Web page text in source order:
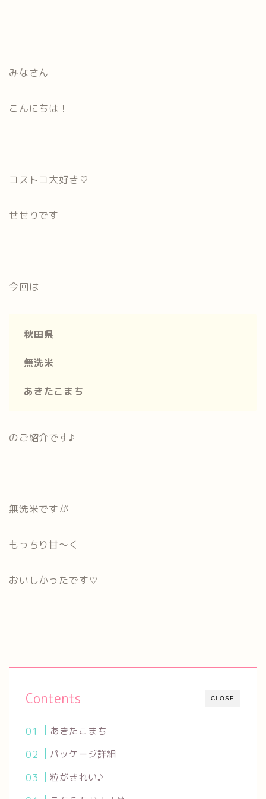
みなさん
こんにちは！
コストコ大好き♡
せせりです
今回は
秋田県
無洗米
あきたこまち
のご紹介です♪
無洗米ですが
もっちり甘～く
おいしかったです♡
CLOSE
Contents
あきたこまち
パッケージ詳細
粒がきれい♪